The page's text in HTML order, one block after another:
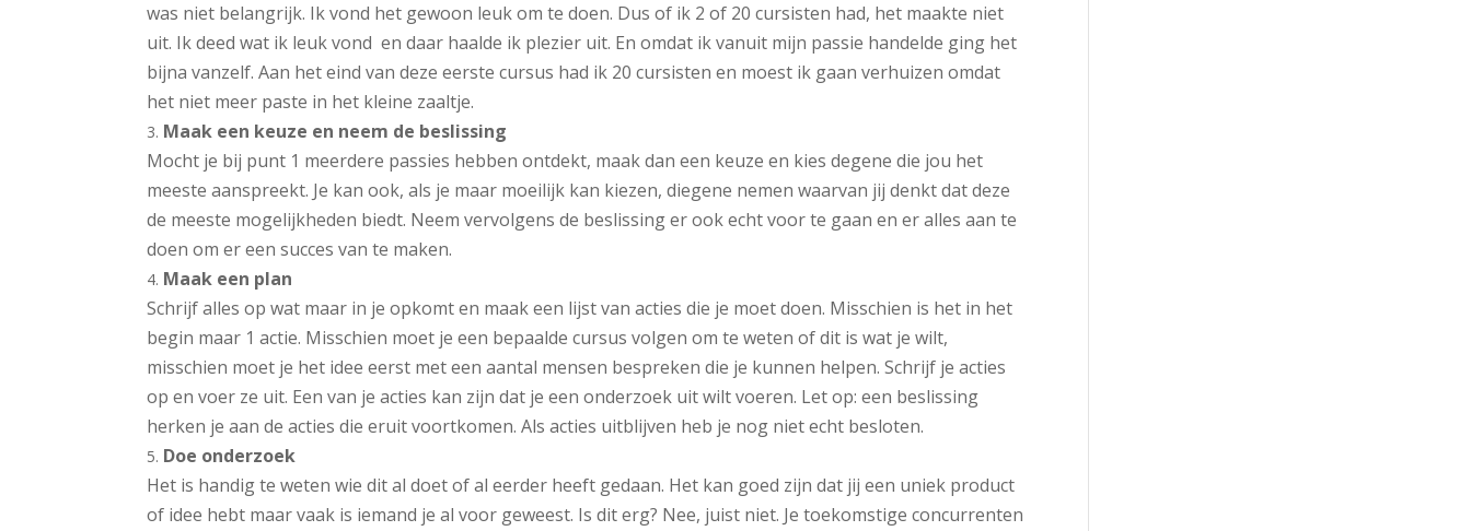
was niet belangrijk. Ik vond het gewoon leuk om te doen. Dus of ik 2 of 20 cursisten had, het maakte niet
uit. Ik deed wat ik leuk vond en daar haalde ik plezier uit. En omdat ik vanuit mijn passie handelde ging het
bijna vanzelf. Aan het eind van deze eerste cursus had ik 20 cursisten en moest ik gaan verhuizen omdat
het niet meer paste in het kleine zaaltje.
Maak een keuze en neem de beslissing
Mocht je bij punt 1 meerdere passies hebben ontdekt, maak dan een keuze en kies degene die jou het
meeste aanspreekt. Je kan ook, als je maar moeilijk kan kiezen, diegene nemen waarvan jij denkt dat deze
de meeste mogelijkheden biedt. Neem vervolgens de beslissing er ook echt voor te gaan en er alles aan te
doen om er een succes van te maken.
Maak een plan
Schrijf alles op wat maar in je opkomt en maak een lijst van acties die je moet doen. Misschien is het in het
begin maar 1 actie. Misschien moet je een bepaalde cursus volgen om te weten of dit is wat je wilt,
misschien moet je het idee eerst met een aantal mensen bespreken die je kunnen helpen. Schrijf je acties
op en voer ze uit. Een van je acties kan zijn dat je een onderzoek uit wilt voeren. Let op: een beslissing
herken je aan de acties die eruit voortkomen. Als acties uitblijven heb je nog niet echt besloten.
Doe onderzoek
Het is handig te weten wie dit al doet of al eerder heeft gedaan. Het kan goed zijn dat jij een uniek product
of idee hebt maar vaak is iemand je al voor geweest. Is dit erg? Nee, juist niet. Je toekomstige concurrenten